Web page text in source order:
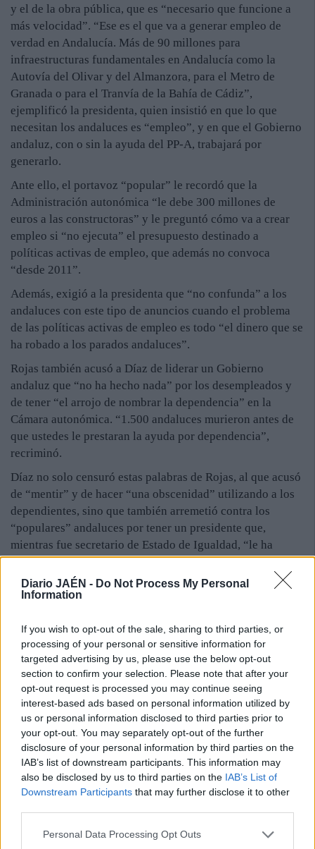
Diario JAÉN - Do Not Process My Personal
Information
If you wish to opt-out of the sale, sharing to third parties, or
processing of your personal or sensitive information for
targeted advertising by us, please use the below opt-out
section to confirm your selection. Please note that after your
opt-out request is processed you may continue seeing
interest-based ads based on personal information utilized by
us or personal information disclosed to third parties prior to
your opt-out. You may separately opt-out of the further
disclosure of your personal information by third parties on the
IAB’s list of downstream participants. This information may
also be disclosed by us to third parties on the IAB’s List of
Downstream Participants that may further disclose it to other
Personal Data Processing Opt Outs
y el de la obra pública, que es “necesario que funcione a
más velocidad”. “Ese es el que va a generar empleo de
verdad en Andalucía. Más de 90 millones para
infraestructuras fundamentales en Andalucía como la
Autovía del Olivar y del Almanzora, para el Metro de
Granada o para el Tranvía de la Bahía de Cádiz”,
ejemplificó la presidenta, quien insistió en que lo que
necesitan los andaluces es “empleo”, y en que el Gobierno
andaluz, con o sin la ayuda del PP-A, trabajará por
generarlo.
Ante ello, el portavoz “popular” le recordó que la
Administración autonómica “le debe 300 millones de
euros a las constructoras” y le preguntó cómo va a crear
empleo si “no ejecuta” el presupuesto destinado a
políticas activas de empleo, que además no convoca
“desde 2011”.
Además, exigió a la presidenta que “no confunda” a los
andaluces con este tipo de anuncios cuando el problema
de las políticas activas de empleo es todo “el dinero que se
ha robado a los parados andaluces”.
Rojas también acusó a Díaz de liderar un Gobierno
andaluz que “no ha hecho nada” por los desempleados y
de tener “el arrojo de nombrar la dependencia” en la
Cámara autonómica. “1.500 andaluces murieron antes de
que ustedes le prestaran la ayuda por dependencia”,
recriminó.
Díaz no solo censuró estas palabras de Rojas, al que acusó
de “mentir” y de hacer “una obscenidad” utilizando a los
dependientes, sino que también arremetió contra los
“populares” andaluces por tener un presidente que,
mientras fue secretario de Estado de Igualdad, “le ha
quitado a Andalucía 314 millones menos al año”.
“Son cien mil dependientes en toda España que tienen un
derecho y que no olvidan que, un día, el hoy presidente
la dependencia no era sostenible y, desde ese momento, se
ha dedicado a desmantelarla y a asfixiar a las
comunidades autónomas”, añadió.
Volviendo al asunto de las políticas activas de empleo,
Díaz señaló que este año “se ha ejecutado” el 97% del
presupuesto y recriminó a Rojas que, desde que gobierna
el PP en España, Andalucía ha pasado de recibir 766 euros
por parado a 265 euros por persona.
Defensa de los ERE
. El portavoz parlamentario del PP-A,
sobre la “utilización de documentación reservada de la